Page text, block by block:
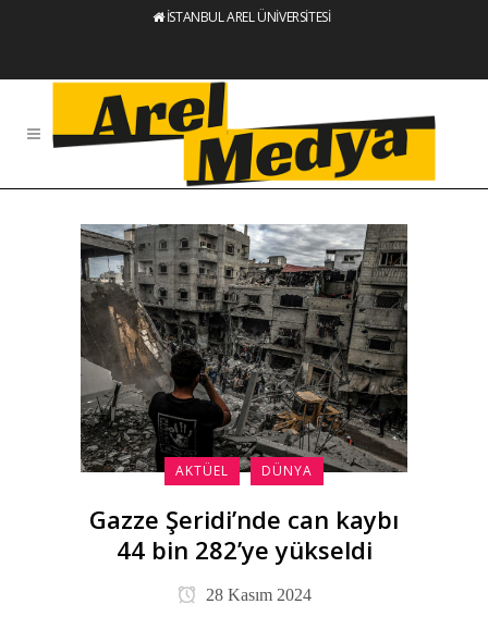
İSTANBUL AREL ÜNİVERSİTESİ
AKTÜEL DÜNYA
Gazze Şeridi’nde can kaybı
44 bin 282’ye yükseldi
28 Kasım 2024